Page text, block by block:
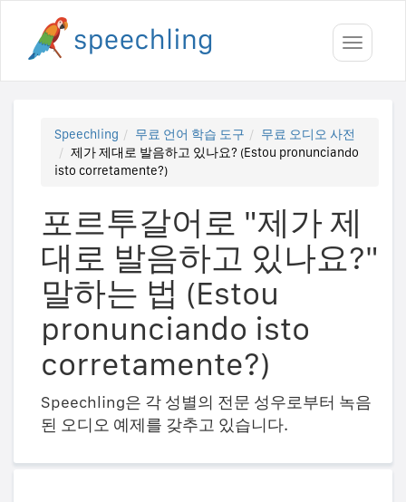
Toggle
Speechling 무료 언어 학습 도구
무료 오디오 사전
제가 제대로 발음하고 있나요? (Estou pronunciando
isto corretamente?)
포르투갈어로 "제가 제
대로 발음하고 있나요?"
말하는 법 (Estou
pronunciando isto
corretamente?)
Speechling은 각 성별의 전문 성우로부터 녹음
된 오디오 예제를 갖추고 있습니다.